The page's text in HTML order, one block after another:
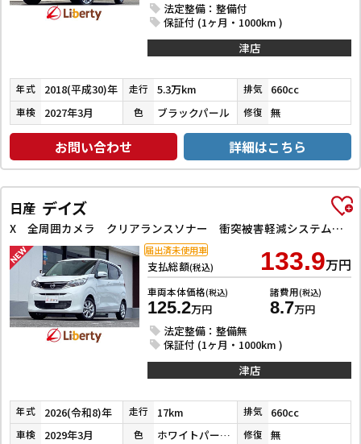
法定整備：整備付
保証付 (1ヶ月・1000km )
津店
年式 2018(平成30)年 走行 5.3万km 排気 660cc
車検 2027年3月 色 ブラックパール 修復 無
お問い合わせ 詳細はこちら
日産 デイズ
X 全周囲カメラ クリアランスソナー 衝突被害軽減システム オートライト スマートキー アイドリングストップ 電動格納ミラー ベンチシート CVT 盗難防止システム ABS ESC CD アルミホイール
支払総額(税込) 133.9万円
車両本体価格(税込)
125.2万円
諸費用(税込)
8.7万円
法定整備：整備無
保証付 (1ヶ月・1000km )
届出済未使用車
津店
年式 2026(令和8)年 走行 17km 排気 660cc
車検 2029年3月 色 ホワイトパール３コートパール 修復 無